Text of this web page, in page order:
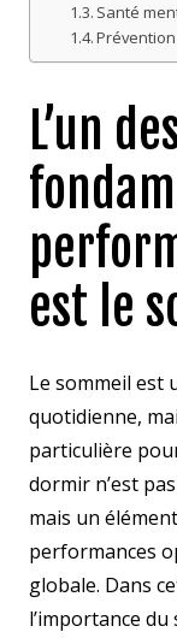
Santé
L’un
est le
Le sommeil est
quotidienne,
particulière
dormir n’est
mais un
performances
globale. Dans
l’importance